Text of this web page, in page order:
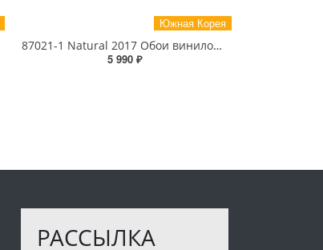
Южная Корея
87021-1 Natural 2017 Обои виниловые на бумажной основе 1.06*15.6
5 990 ₽
РАССЫЛКА